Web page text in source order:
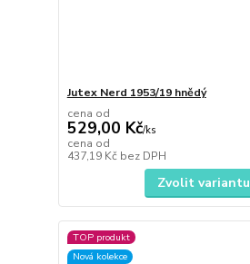
Jutex Nerd 1953/19 hnědý
cena od
529,00 Kč/ks
cena od
437,19 Kč bez DPH
Zvolit variantu
TOP produkt
Nová kolekce